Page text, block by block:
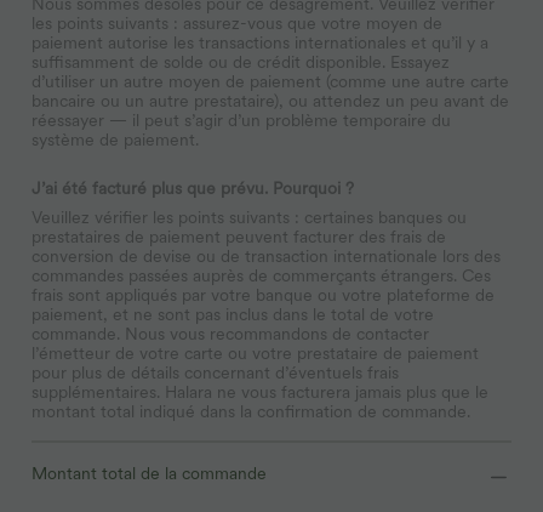
les points suivants : assurez-vous que votre moyen de
paiement autorise les transactions internationales et qu’il y a
suffisamment de solde ou de crédit disponible. Essayez
d’utiliser un autre moyen de paiement (comme une autre carte
bancaire ou un autre prestataire), ou attendez un peu avant de
réessayer — il peut s’agir d’un problème temporaire du
système de paiement.
J’ai été facturé plus que prévu. Pourquoi ?
Veuillez vérifier les points suivants : certaines banques ou
prestataires de paiement peuvent facturer des frais de
conversion de devise ou de transaction internationale lors des
commandes passées auprès de commerçants étrangers. Ces
frais sont appliqués par votre banque ou votre plateforme de
paiement, et ne sont pas inclus dans le total de votre
commande. Nous vous recommandons de contacter
l’émetteur de votre carte ou votre prestataire de paiement
pour plus de détails concernant d’éventuels frais
supplémentaires. Halara ne vous facturera jamais plus que le
montant total indiqué dans la confirmation de commande.
Montant total de la commande